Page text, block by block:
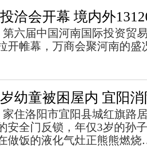
洽会开幕 境内外
第六届中国河南国际投资贸
开帷幕，万商会聚河南的盛
幼童被困屋内 宜阳
家住洛阳市宜阳县城红旗路
安全门反锁，年仅3岁的孙
做饭的液化气灶正熊熊燃